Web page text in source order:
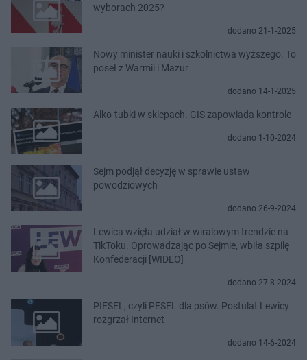
wyborach 2025?
dodano 21-1-2025
Nowy minister nauki i szkolnictwa wyższego. To
poseł z Warmii i Mazur
dodano 14-1-2025
Alko-tubki w sklepach. GIS zapowiada kontrole
dodano 1-10-2024
Sejm podjął decyzję w sprawie ustaw
powodziowych
dodano 26-9-2024
Lewica wzięła udział w wiralowym trendzie na
TikToku. Oprowadzając po Sejmie, wbiła szpilę
Konfederacji [WIDEO]
dodano 27-8-2024
PIESEL, czyli PESEL dla psów. Postulat Lewicy
rozgrzał Internet
dodano 14-6-2024